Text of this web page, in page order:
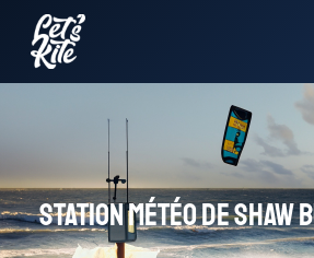
Station météo de Shaw